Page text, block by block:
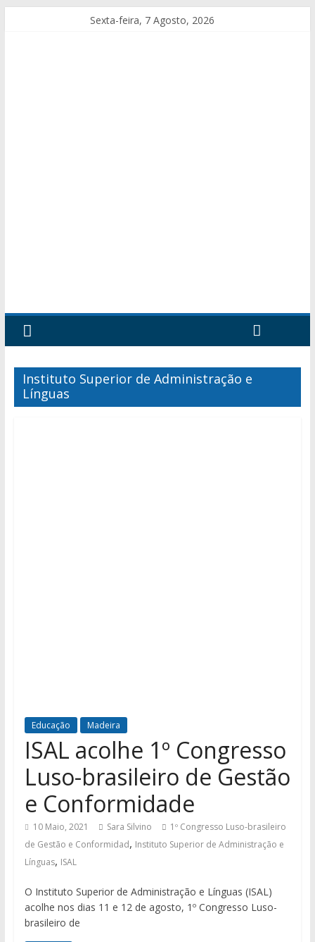
Sexta-feira, 7 Agosto, 2026
Instituto Superior de Administração e
Línguas
Educação Madeira
ISAL acolhe 1º Congresso
Luso-brasileiro de Gestão
e Conformidade
10 Maio, 2021 Sara Silvino
1º Congresso Luso-brasileiro
de Gestão e Conformidad, Instituto Superior de Administração e
Línguas, ISAL
O Instituto Superior de Administração e Línguas (ISAL)
acolhe nos dias 11 e 12 de agosto, 1º Congresso Luso-
brasileiro de